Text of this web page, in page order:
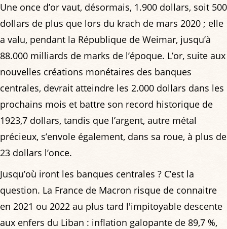
Une once d’or vaut, désormais, 1.900 dollars, soit 500
dollars de plus que lors du krach de mars 2020 ; elle
a valu, pendant la République de Weimar, jusqu’à
88.000 milliards de marks de l’époque. L’or, suite aux
nouvelles créations monétaires des banques
centrales, devrait atteindre les 2.000 dollars dans les
prochains mois et battre son record historique de
1923,7 dollars, tandis que l’argent, autre métal
précieux, s’envole également, dans sa roue, à plus de
23 dollars l’once.
Jusqu’où iront les banques centrales ? C’est la
question. La France de Macron risque de connaitre
en 2021 ou 2022 au plus tard l'impitoyable descente
aux enfers du Liban : inflation galopante de 89,7 %,